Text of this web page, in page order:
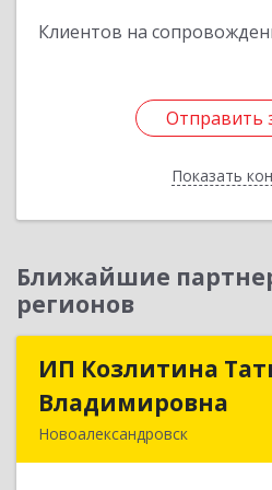
Клиентов на
Отправить
Показать
Отправить
Назад
Ближайшие
регионов
ИП Козлитина
Владимировна
Новоалександровск
ИП